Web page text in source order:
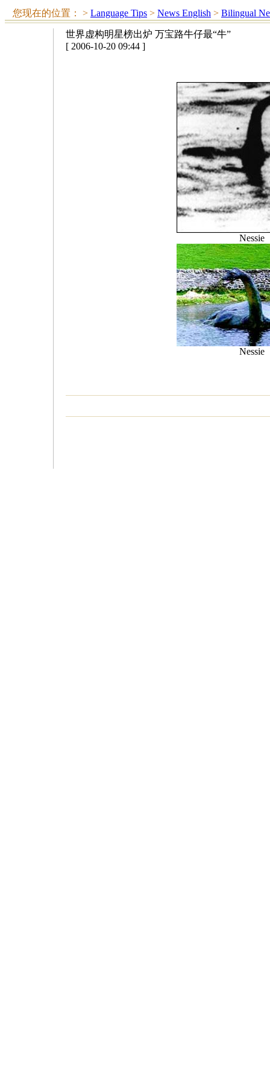
您现在的位置： > Language Tips > News English > Bilingual
世界虚构明星榜出炉 万宝路牛仔最“牛”
[ 2006-10-20 09:44 ]
Nessie
Nessie